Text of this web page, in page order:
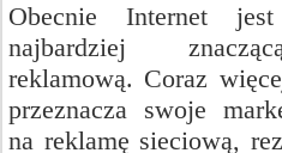
Obecnie Internet
najbardziej
reklamową. Coraz
przeznacza swoje
na reklamę sieciową,